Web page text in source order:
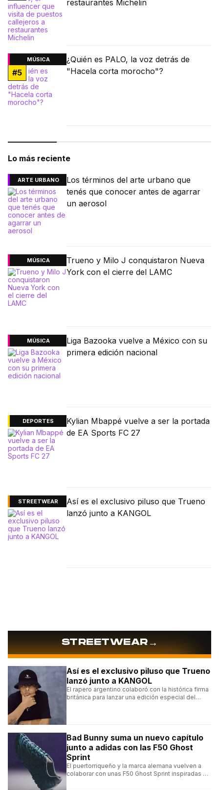
restaurantes Michelin
MÚSICA
#5
¿Quién es PALO, la voz detrás de
"Hacela corta morocho"?
Lo más reciente
ARTE URBANO
Los términos del arte urbano que
tenés que conocer antes de agarrar
un aerosol
MÚSICA
Trueno y Milo J conquistaron Nueva
York con el cierre del LAMC
MÚSICA
Liga Bazooka vuelve a México con su
primera edición nacional
DEPORTES
Kylian Mbappé vuelve a ser la portada
de EA Sports FC 27
STREETWEAR
Así es el exclusivo piluso que Trueno
lanzó junto a KANGOL
STREETWEAR→
Así es el exclusivo piluso que Trueno
lanzó junto a KANGOL
El rapero argentino colaboró con la histórica firma
británica para lanzar una edición especial del
Bad Bunny suma un nuevo capítulo
junto a adidas con las F50 Ghost
Sprint
El puertorriqueño y la marca alemana vuelven a
colaborar con unas F50 Ghost Sprint inspiradas en